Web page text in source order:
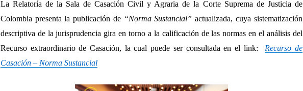
La Relatoría de la Sala de Casación Civil y Agraria de la Corte Suprema de Justicia de
Colombia presenta la publicación de “Norma Sustancial” actualizada, cuya sistematización
descriptiva de la jurisprudencia gira en torno a la calificación de las normas en el análisis del
Recurso extraordinario de Casación, la cual puede ser consultada en el link: Recurso de
Casación – Norma Sustancial